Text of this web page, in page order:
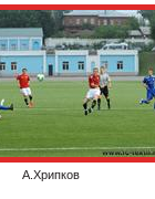
А.Хрипков